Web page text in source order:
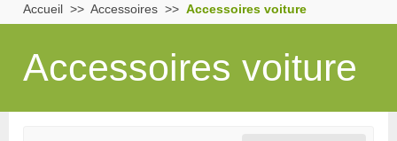
Accueil Accessoires Accessoires voiture
Accessoires voiture